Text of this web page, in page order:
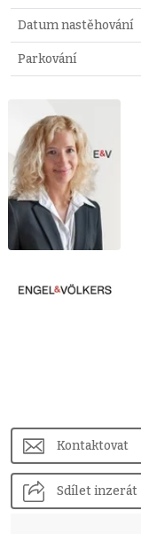
Datum nastěhování
Parkování
Kontaktovat
Sdílet inzerát